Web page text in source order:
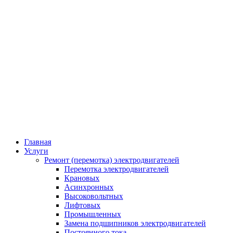
Главная
Услуги
Ремонт (перемотка) электродвигателей
Перемотка электродвигателей
Крановых
Асинхронных
Высоковольтных
Лифтовых
Промышленных
Замена подшипников электродвигателей